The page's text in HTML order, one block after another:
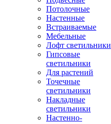
Потолочные
Настенные
Встраиваемые
Мебельные
Лофт светильники
Гипсовые
светильники
Для растений
Точечные
светильники
Накладные
светильники
Настенно-